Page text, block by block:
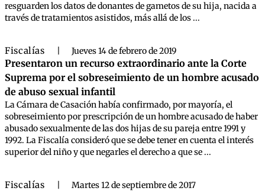
resguarden los datos de donantes de gametos de su hija, nacida a
través de tratamientos asistidos, más allá de los ...
Fiscalías Jueves 14 de febrero de 2019
Presentaron un recurso extraordinario ante la Corte
Suprema por el sobreseimiento de un hombre acusado
de abuso sexual infantil
La Cámara de Casación había confirmado, por mayoría, el
sobreseimiento por prescripción de un hombre acusado de haber
abusado sexualmente de las dos hijas de su pareja entre 1991 y
1992. La Fiscalía consideró que se debe tener en cuenta el interés
superior del niño y que negarles el derecho a que se ...
Fiscalías Martes 12 de septiembre de 2017